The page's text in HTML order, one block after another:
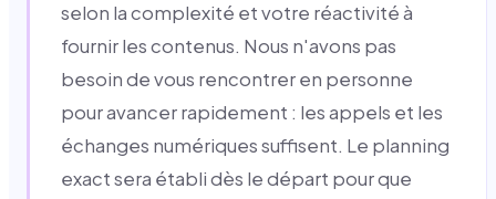
selon la complexité et votre réactivité à
fournir les contenus. Nous n'avons pas
besoin de vous rencontrer en personne
pour avancer rapidement : les appels et les
échanges numériques suffisent. Le planning
exact sera établi dès le départ pour que